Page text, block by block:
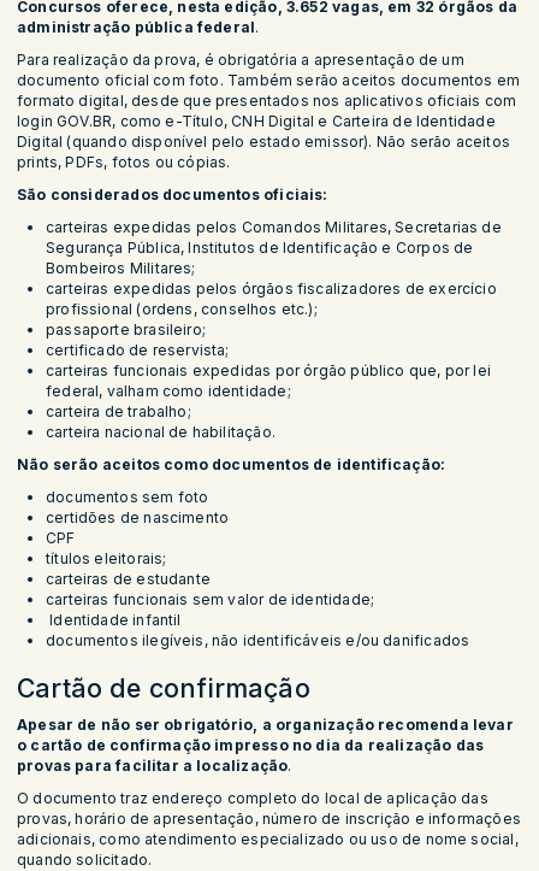
Concursos oferece, nesta edição, 3.652 vagas, em 32 órgãos da
administração pública federal.
Para realização da prova, é obrigatória a apresentação de um
documento oficial com foto. Também serão aceitos documentos em
formato digital, desde que presentados nos aplicativos oficiais com
login GOV.BR, como e-Título, CNH Digital e Carteira de Identidade
Digital (quando disponível pelo estado emissor). Não serão aceitos
prints, PDFs, fotos ou cópias.
São considerados documentos oficiais:
carteiras expedidas pelos Comandos Militares, Secretarias de
Segurança Pública, Institutos de Identificação e Corpos de
Bombeiros Militares;
carteiras expedidas pelos órgãos fiscalizadores de exercício
profissional (ordens, conselhos etc.);
passaporte brasileiro;
certificado de reservista;
carteiras funcionais expedidas por órgão público que, por lei
federal, valham como identidade;
carteira de trabalho;
carteira nacional de habilitação.
Não serão aceitos como documentos de identificação:
documentos sem foto
certidões de nascimento
CPF
títulos eleitorais;
carteiras de estudante
carteiras funcionais sem valor de identidade;
Identidade infantil
documentos ilegíveis, não identificáveis e/ou danificados
Cartão de confirmação
Apesar de não ser obrigatório, a organização recomenda levar
o cartão de confirmação impresso no dia da realização das
provas para facilitar a localização.
O documento traz endereço completo do local de aplicação das
provas, horário de apresentação, número de inscrição e informações
adicionais, como atendimento especializado ou uso de nome social,
quando solicitado.